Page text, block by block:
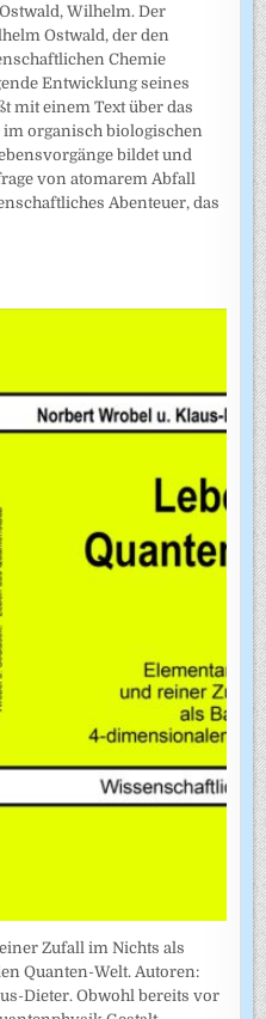
Wilhelm. Der
Ostwald, der den
Chemie
Entwicklung seines
mit einem Text über das
im organisch biologischen
bildet und
von atomarem Abfall
Abenteuer, das
Zufall im Nichts als
Quanten-Welt. Autoren:
Dieter. Obwohl bereits vor